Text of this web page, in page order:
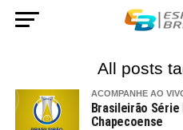
All posts
ACOMPANHE AO
Brasileirão Série
Chapecoense